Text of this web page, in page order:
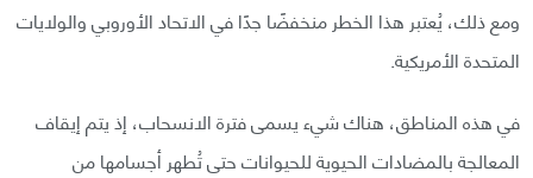
ومع ذلك، يُعتبر هذا الخطر منخفضًا جدًا في الاتحاد الأوروبي والولايات
المتحدة الأمريكية.
في هذه المناطق، هناك شيء يسمى فترة الانسحاب، إذ يتم إيقاف
المعالجة بالمضادات الحيوية للحيوانات حتى تُطهر أجسامها من